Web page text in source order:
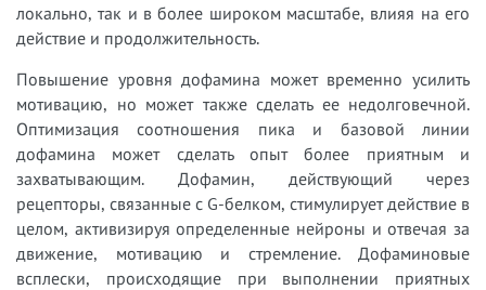
локально, так и в более широком масштабе, влияя на его
действие и продолжительность.
Повышение уровня дофамина может временно усилить
мотивацию, но может также сделать ее недолговечной.
Оптимизация соотношения пика и базовой линии
дофамина может сделать опыт более приятным и
захватывающим. Дофамин, действующий через
рецепторы, связанные с G-белком, стимулирует действие в
целом, активизируя определенные нейроны и отвечая за
движение, мотивацию и стремление. Дофаминовые
всплески, происходящие при выполнении приятных